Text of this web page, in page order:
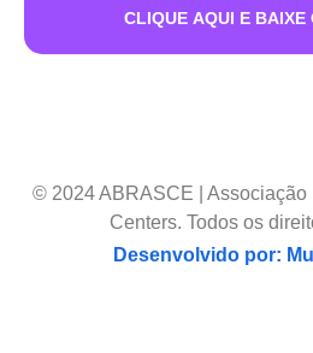
CLIQUE AQUI E BAIXE
© 2024 ABRASCE |
Centers. Todos os
Desenvolvido por: